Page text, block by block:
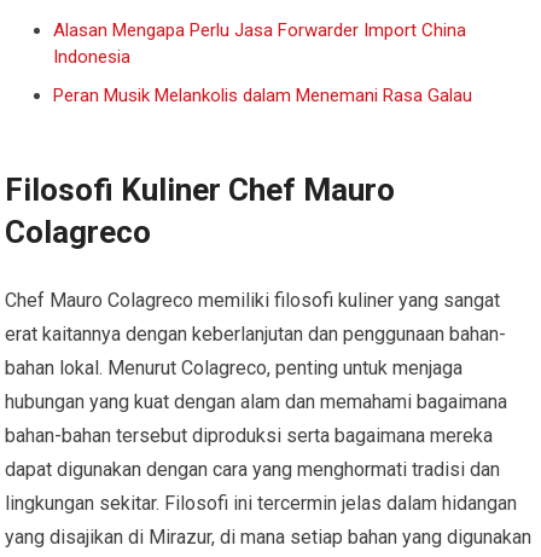
Alasan Mengapa Perlu Jasa Forwarder Import China
Indonesia
Peran Musik Melankolis dalam Menemani Rasa Galau
Filosofi Kuliner Chef Mauro
Colagreco
Chef Mauro Colagreco memiliki filosofi kuliner yang sangat
erat kaitannya dengan keberlanjutan dan penggunaan bahan-
bahan lokal. Menurut Colagreco, penting untuk menjaga
hubungan yang kuat dengan alam dan memahami bagaimana
bahan-bahan tersebut diproduksi serta bagaimana mereka
dapat digunakan dengan cara yang menghormati tradisi dan
lingkungan sekitar. Filosofi ini tercermin jelas dalam hidangan
yang disajikan di Mirazur, di mana setiap bahan yang digunakan